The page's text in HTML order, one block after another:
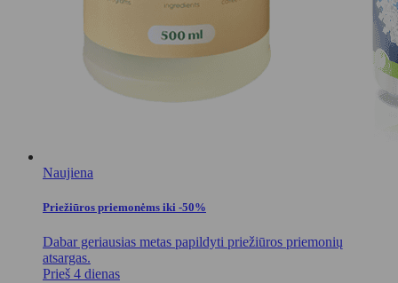
Naujiena
Priežiūros priemonėms iki -50%
Dabar geriausias metas papildyti priežiūros priemonių
atsargas.
Prieš 4 dienas